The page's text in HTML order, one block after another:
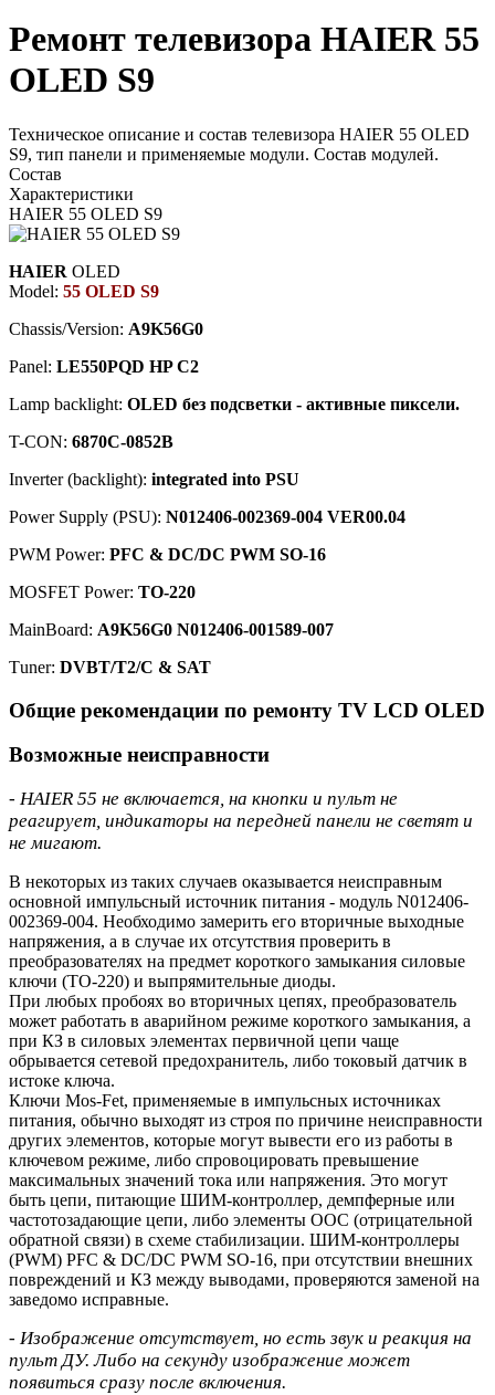
Ремонт телевизора HAIER 55
OLED S9
Техническое описание и состав телевизора HAIER 55 OLED
S9, тип панели и применяемые модули. Состав модулей.
Состав
Характеристики
HAIER 55 OLED S9
HAIER OLED
Model: 55 OLED S9
Chassis/Version: A9K56G0
Panel: LE550PQD HP C2
Lamp backlight: OLED без подсветки - активные пиксели.
T-CON: 6870C-0852B
Inverter (backlight): integrated into PSU
Power Supply (PSU): N012406-002369-004 VER00.04
PWM Power: PFC & DC/DC PWM SO-16
MOSFET Power: TO-220
MainBoard: A9K56G0 N012406-001589-007
Тuner: DVBT/T2/C & SAT
Общие рекомендации по ремонту TV LCD OLED
Возможные неисправности
- HAIER 55 не включается, на кнопки и пульт не
реагирует, индикаторы на передней панели не светят и
не мигают.
В некоторых из таких случаев оказывается неисправным
основной импульсный источник питания - модуль N012406-
002369-004. Необходимо замерить его вторичные выходные
напряжения, а в случае их отсутствия проверить в
преобразователях на предмет короткого замыкания силовые
ключи (TO-220) и выпрямительные диоды.
При любых пробоях во вторичных цепях, преобразователь
может работать в аварийном режиме короткого замыкания, а
при КЗ в силовых элементах первичной цепи чаще
обрывается сетевой предохранитель, либо токовый датчик в
истоке ключа.
Ключи Mos-Fet, применяемые в импульсных источниках
питания, обычно выходят из строя по причине неисправности
других элементов, которые могут вывести его из работы в
ключевом режиме, либо спровоцировать превышение
максимальных значений тока или напряжения. Это могут
быть цепи, питающие ШИМ-контроллер, демпферные или
частотозадающие цепи, либо элементы ООС (отрицательной
обратной связи) в схеме стабилизации. ШИМ-контроллеры
(PWM) PFC & DC/DC PWM SO-16, при отсутствии внешних
повреждений и КЗ между выводами, проверяются заменой на
заведомо исправные.
- Изображение отсутствует, но есть звук и реакция на
пульт ДУ. Либо на секунду изображение может
появиться сразу после включения.